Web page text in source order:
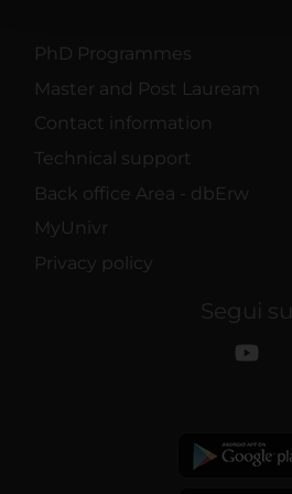
PhD Programmes
Master and Post Lauream
Contact information
Technical support
Back office Area - dbErw
MyUnivr
Privacy policy
Segui su